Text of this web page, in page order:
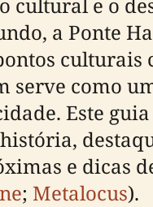
a Ponte
culturais
serve como
Este
e dicas
; Metalocus).